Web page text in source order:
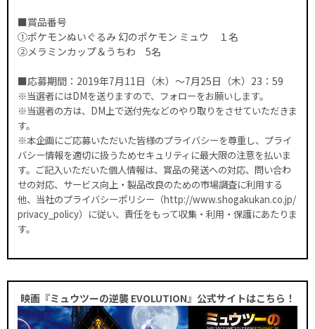
■賞品番号
①ポケモンぬいぐるみ 幻のポケモン ミュウ １名
②メラミンカップ＆うちわ 5名
■応募期間：2019年7月11日（木）～7月25日（木）23：59
※当選者にはDMを送りますので、フォローをお願いします。
※当選者の方は、DM上で送付先などのやり取りをさせていただきま
す。
※本企画にご応募いただいた皆様のプライバシーを尊重し、プライ
バシー情報を適切に扱うためセキュリティに最大限の注意を払いま
す。ご記入いただいた個人情報は、賞品の発送への対応、問い合わ
せの対応、サービス向上・製品改良のための市場調査に利用する
他、当社のプライバシーポリシー（http://www.shogakukan.co.jp/
privacy_policy）に従い、責任をもって収集・利用・保護にあたりま
す。
映画『ミュウツーの逆襲 EVOLUTION』公式サイトはこちら！